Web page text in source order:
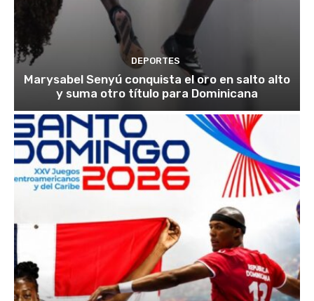
DEPORTES
Marysabel Senyú conquista el oro en salto alto
y suma otro título para Dominicana